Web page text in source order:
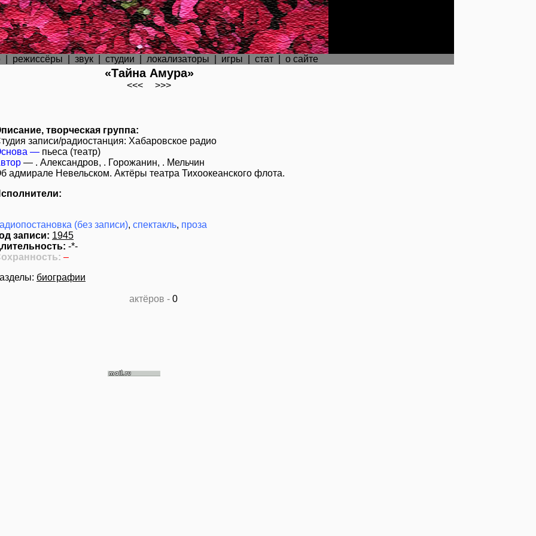
| режиссёры звук| студии локализаторы игры стат| о сайте
«Тайна Амура»
<<< >>>
творческая группа:
записи/радиостанция: Хабаровское радио
— пьеса (театр)
— . Александров, . Горожанин, . Мельчин
адмирале Невельском. Актёры театра Тихоокеанского флота.
(без записи), спектакль, проза
записи: 1945
-*-
–
биографии
актёров - 0